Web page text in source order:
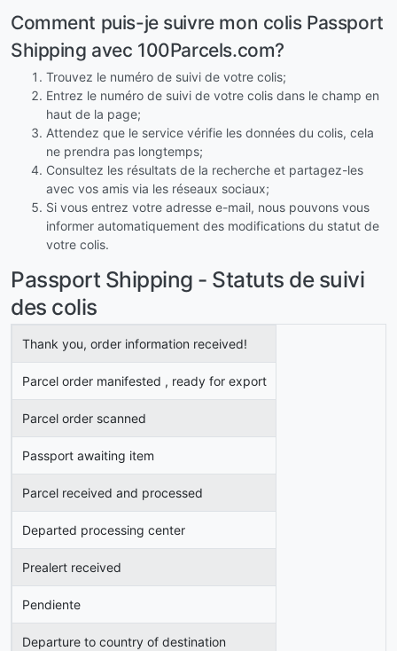
Comment puis-je suivre mon colis Passport
Shipping avec 100Parcels.com?
Trouvez le numéro de suivi de votre colis;
Entrez le numéro de suivi de votre colis dans le champ en
haut de la page;
Attendez que le service vérifie les données du colis, cela
ne prendra pas longtemps;
Consultez les résultats de la recherche et partagez-les
avec vos amis via les réseaux sociaux;
Si vous entrez votre adresse e-mail, nous pouvons vous
informer automatiquement des modifications du statut de
votre colis.
Passport Shipping - Statuts de suivi
des colis
Thank you, order information received!
Parcel order manifested , ready for export
Parcel order scanned
Passport awaiting item
Parcel received and processed
Departed processing center
Prealert received
Pendiente
Departure to country of destination